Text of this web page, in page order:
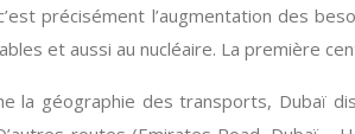
précisément l’augmentation des
et aussi au nucléaire. La première
la géographie des transports, Dubaï